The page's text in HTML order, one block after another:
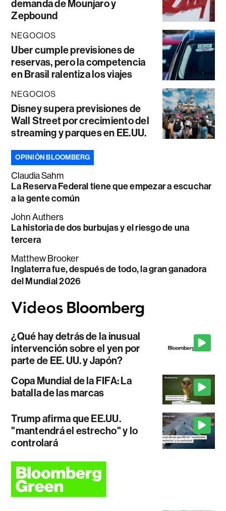
demanda de Mounjaro y
Zepbound
NEGOCIOS
Uber cumple previsiones de
reservas, pero la competencia
en Brasil ralentiza los viajes
NEGOCIOS
Disney supera previsiones de
Wall Street por crecimiento del
streaming y parques en EE.UU.
OPINIÓN BLOOMBERG
Claudia Sahm
La Reserva Federal tiene que empezar a escuchar
a la gente común
John Authers
La historia de dos burbujas y el riesgo de una
tercera
Matthew Brooker
Inglaterra fue, después de todo, la gran ganadora
del Mundial 2026
¿Qué hay detrás de la inusual
intervención sobre el yen por
parte de EE. UU. y Japón?
Copa Mundial de la FIFA: La
batalla de las marcas
Trump afirma que EE.UU.
"mantendrá el estrecho" y lo
controlará